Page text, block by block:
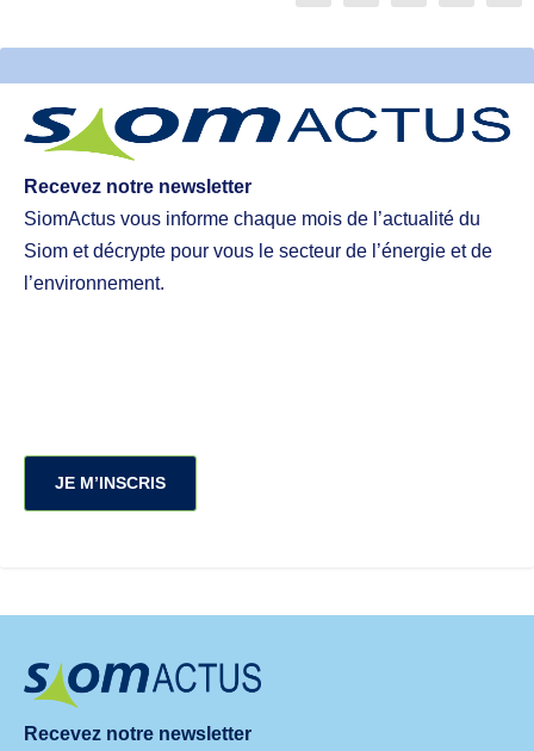
Recevez notre newsletter
SiomActus vous informe chaque mois de l’actualité du
Siom et décrypte pour vous le secteur de l’énergie et de
l’environnement.
JE M’INSCRIS
Recevez notre newsletter